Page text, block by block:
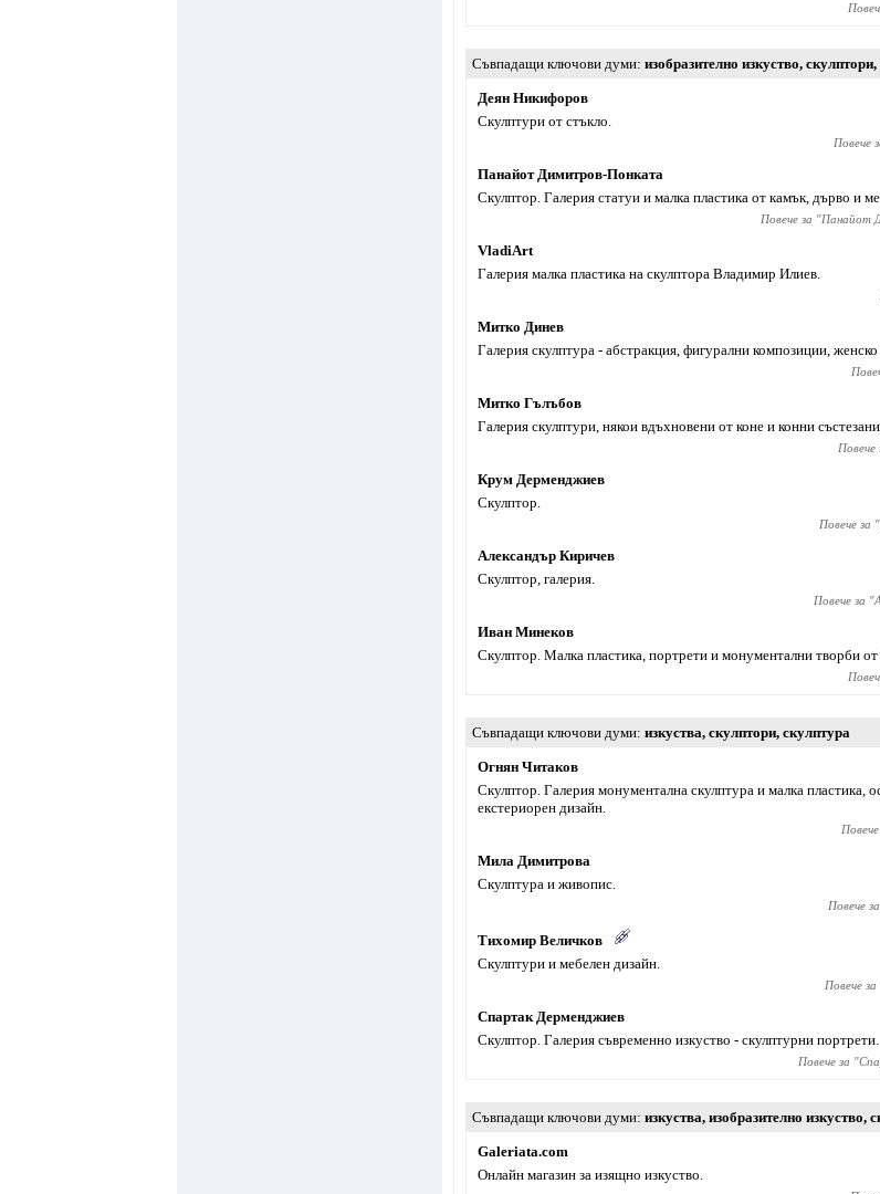
Съвпадащи ключови думи изобразително изкуство, скулптори,
Деян Никифоров
Скулптури от стъкло.
Повече
Панайот Димитров-Понката
Скулптор. Галерия статуи и малка пластика от камък, дърво и
Повече за "Панайот
VladiArt
Галерия малка пластика на скулптора Владимир Илиев.
Митко Динев
Галерия скулптура - абстракция, фигурални композиции,
Митко Гълъбов
Галерия скулптури, някои вдъхновени от коне и конни
Повече
Крум Дерменджиев
Скулптор.
Повече за "
Александър Киричев
Скулптор, галерия.
Повече за "
Иван Минеков
Скулптор. Малка пластика, портрети и монументални творби
Съвпадащи ключови думи изкуства, скулптори, скулптура
Огнян Читаков
Скулптор. Галерия монументална скулптура и малка пластика,
екстериорен дизайн.
Мила Димитрова
Скулптура и живопис.
Повече
Тихомир Величков
Скулптури и мебелен дизайн.
Повече
Спартак Дерменджиев
Скулптор. Галерия съвременно изкуство - скулптурни портрети.
Повече за "
Съвпадащи ключови думи изкуства, изобразително изкуство,
Galeriata.com
Онлайн магазин за изящно изкуство.